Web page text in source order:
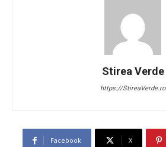
Stirea Verde
https://StireaVerde.ro
Facebook X